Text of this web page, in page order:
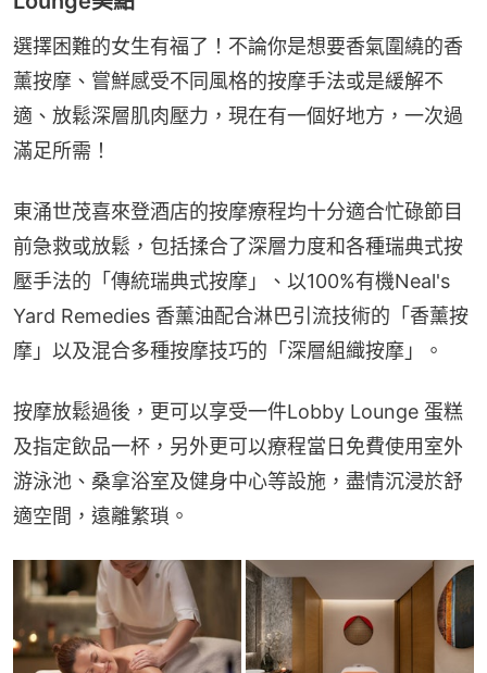
選擇困難的女生有福了！不論你是想要香氣圍繞的香
薰按摩、嘗鮮感受不同風格的按摩手法或是緩解不
適、放鬆深層肌肉壓力，現在有一個好地方，一次過
滿足所需！
東涌世茂喜來登酒店的按摩療程均十分適合忙碌節目
前急救或放鬆，包括揉合了深層力度和各種瑞典式按
壓手法的「傳統瑞典式按摩」、以100%有機Neal's
Yard Remedies 香薰油配合淋巴引流技術的「香薰按
摩」以及混合多種按摩技巧的「深層組織按摩」。
按摩放鬆過後，更可以享受一件Lobby Lounge 蛋糕
及指定飲品一杯，另外更可以療程當日免費使用室外
游泳池、桑拿浴室及健身中心等設施，盡情沉浸於舒
適空間，遠離繁瑣。